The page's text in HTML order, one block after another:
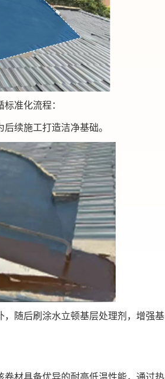
准化流程：
续施工打造洁净基础。
随后刷涂水立顿基层处理剂，增强基
材具备优异的耐高低温性能，通过热